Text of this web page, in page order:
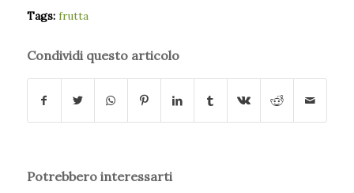
Tags: frutta
Condividi questo articolo
Potrebbero interessarti